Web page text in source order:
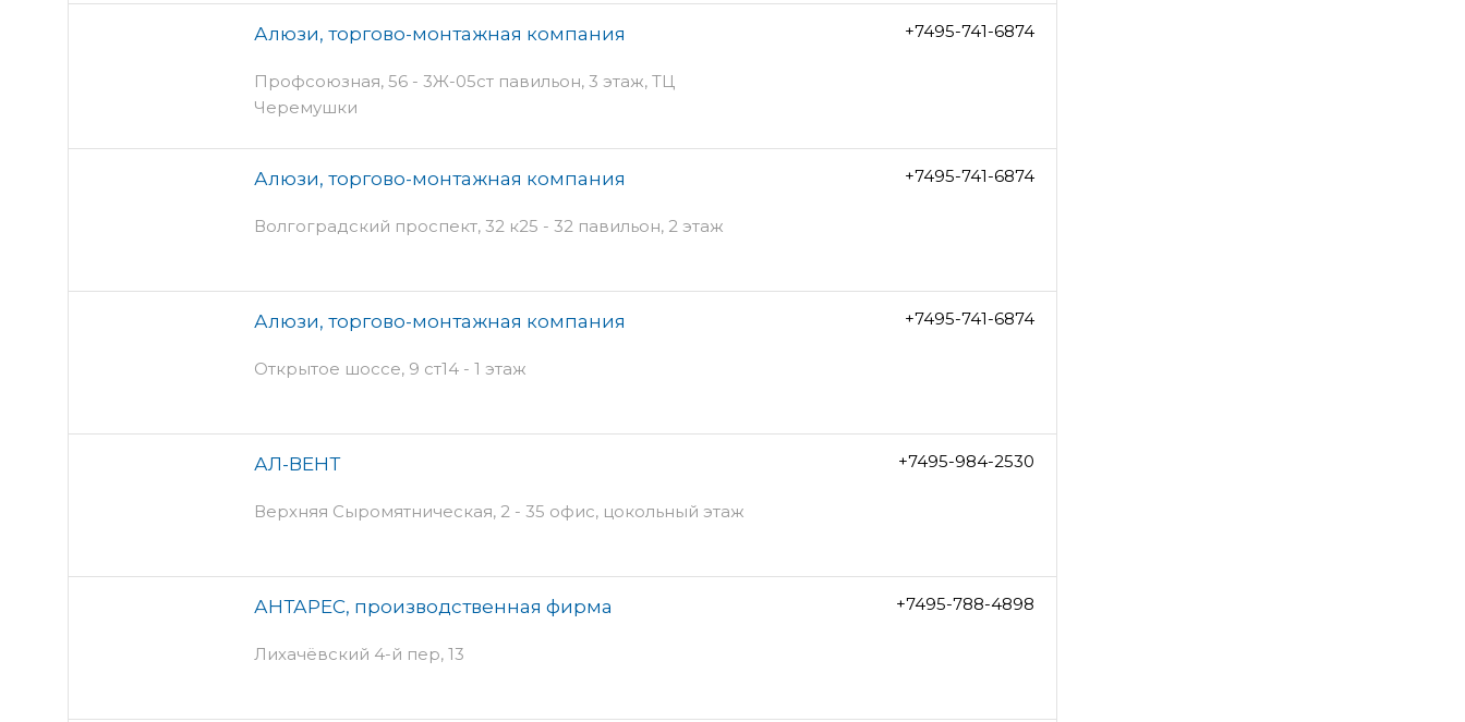
Алюзи, торгово-монтажная компания
Профсоюзная, 56 - 3Ж-05ст павильон, 3 этаж, ТЦ
Черемушки
+7495-741-6874
Алюзи, торгово-монтажная компания
Волгоградский проспект, 32 к25 - 32 павильон, 2 этаж
+7495-741-6874
Алюзи, торгово-монтажная компания
Открытое шоссе, 9 ст14 - 1 этаж
+7495-741-6874
АЛ-ВЕНТ
Верхняя Сыромятническая, 2 - 35 офис, цокольный этаж
+7495-984-2530
АНТАРЕС, производственная фирма
Лихачёвский 4-й пер, 13
+7495-788-4898